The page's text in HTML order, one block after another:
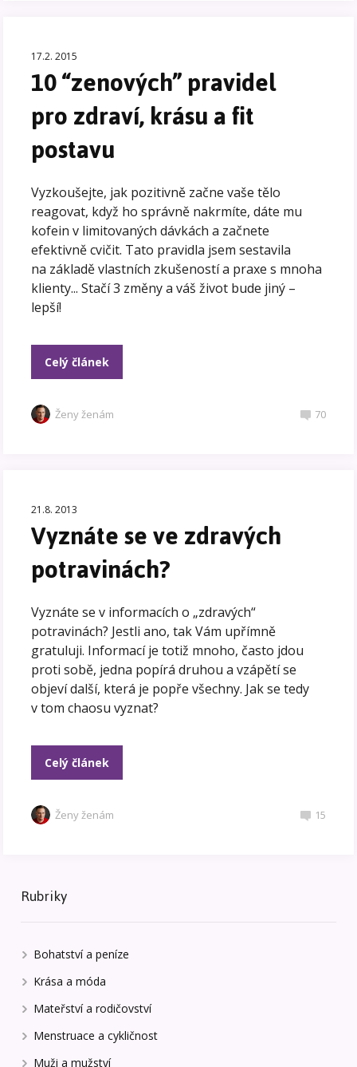
17.2. 2015
10 “zenových” pravidel
pro zdraví, krásu a fit
postavu
Vyzkoušejte, jak pozitivně začne vaše tělo
reagovat, když ho správně nakrmíte, dáte mu
kofein v limitovaných dávkách a začnete
efektivně cvičit. Tato pravidla jsem sestavila
na základě vlastních zkušeností a praxe s mnoha
klienty... Stačí 3 změny a váš život bude jiný –
lepší!
Celý článek
Ženy ženám 70
21.8. 2013
Vyznáte se ve zdravých
potravinách?
Vyznáte se v informacích o „zdravých“
potravinách? Jestli ano, tak Vám upřímně
gratuluji. Informací je totiž mnoho, často jdou
proti sobě, jedna popírá druhou a vzápětí se
objeví další, která je popře všechny. Jak se tedy
v tom chaosu vyznat?
Celý článek
Ženy ženám 15
Rubriky
Bohatství a peníze
Krása a móda
Mateřství a rodičovství
Menstruace a cykličnost
Muži a mužství